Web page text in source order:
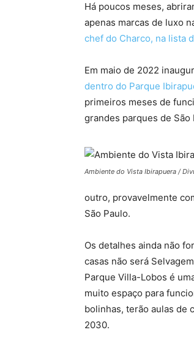
Há poucos meses,
apenas marcas de luxo
chef do Charco, na lista
Em maio de 2022
dentro do Parque
primeiros meses de
grandes parques de São
Ambiente do Vista Ibirapuera /
outro, provavelmente
São Paulo.
Os detalhes ainda não
casas não será
Parque Villa-Lobos é
muito espaço para
bolinhas, terão aulas de
2030.